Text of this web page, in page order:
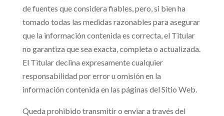
de fuentes que considera fiables, pero, si bien ha
tomado todas las medidas razonables para asegurar
que la información contenida es correcta, el Titular
no garantiza que sea exacta, completa o actualizada.
El Titular declina expresamente cualquier
responsabilidad por error u omisión en la
información contenida en las páginas del Sitio Web.
Queda prohibido transmitir o enviar a través del